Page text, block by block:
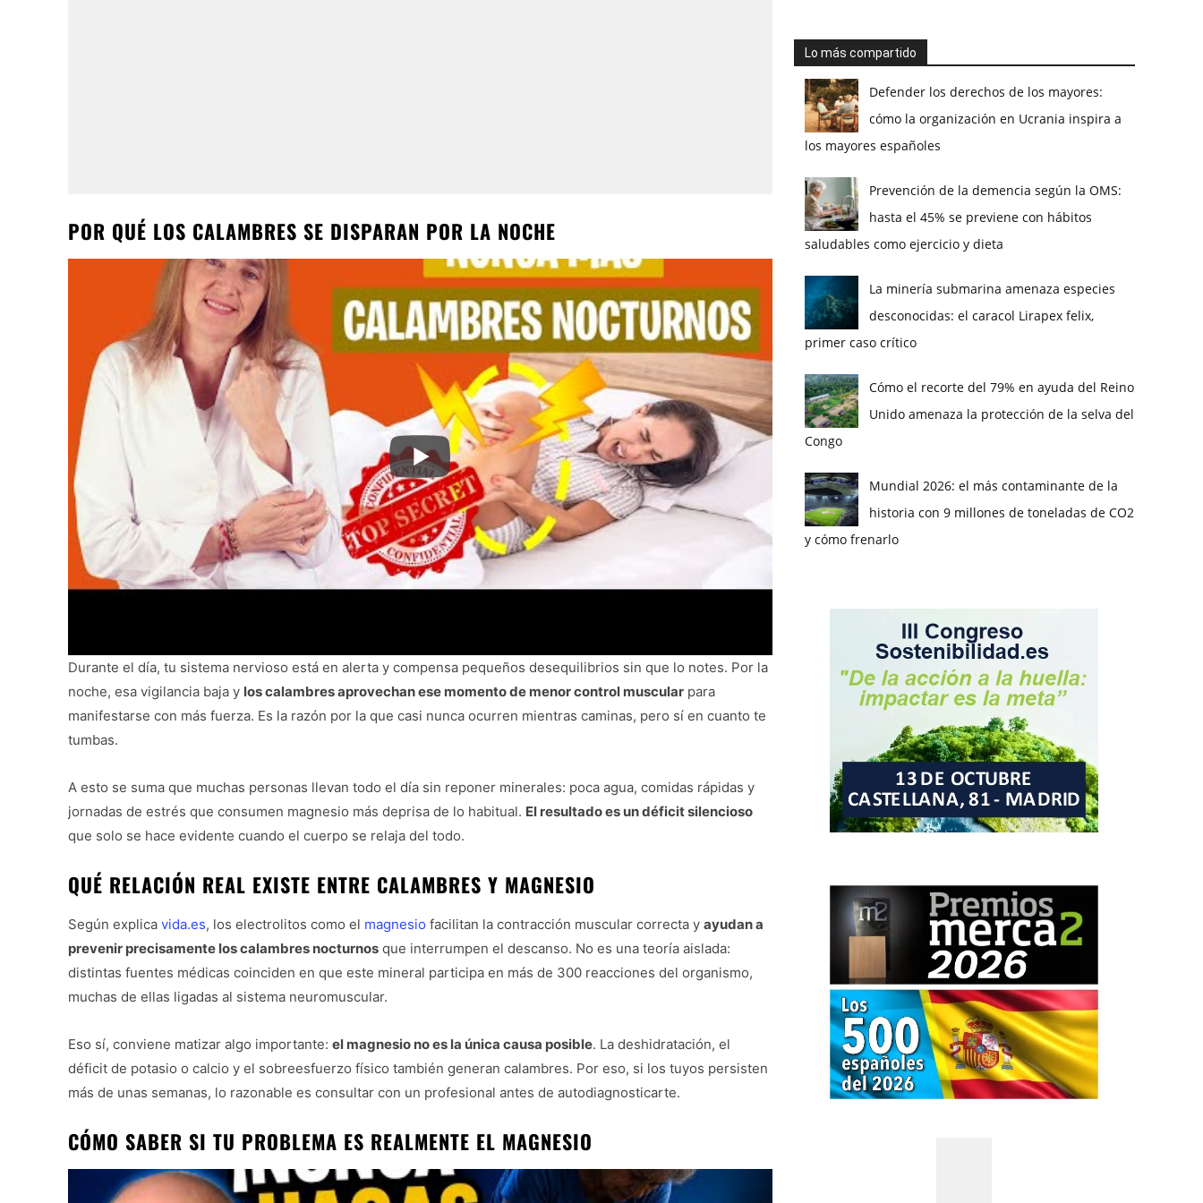
POR QUÉ LOS CALAMBRES SE DISPARAN POR LA NOCHE
Durante el día, tu sistema nervioso está en alerta y compensa pequeños desequilibrios sin que lo notes. Por la
noche, esa vigilancia baja y los calambres aprovechan ese momento de menor control muscular para
manifestarse con más fuerza. Es la razón por la que casi nunca ocurren mientras caminas, pero sí en cuanto te
tumbas.
A esto se suma que muchas personas llevan todo el día sin reponer minerales: poca agua, comidas rápidas y
jornadas de estrés que consumen magnesio más deprisa de lo habitual. El resultado es un déficit silencioso
que solo se hace evidente cuando el cuerpo se relaja del todo.
QUÉ RELACIÓN REAL EXISTE ENTRE CALAMBRES Y MAGNESIO
Según explica vida.es, los electrolitos como el magnesio facilitan la contracción muscular correcta y ayudan a
prevenir precisamente los calambres nocturnos que interrumpen el descanso. No es una teoría aislada:
distintas fuentes médicas coinciden en que este mineral participa en más de 300 reacciones del organismo,
muchas de ellas ligadas al sistema neuromuscular.
Eso sí, conviene matizar algo importante: el magnesio no es la única causa posible. La deshidratación, el
déficit de potasio o calcio y el sobreesfuerzo físico también generan calambres. Por eso, si los tuyos persisten
más de unas semanas, lo razonable es consultar con un profesional antes de autodiagnosticarte.
CÓMO SABER SI TU PROBLEMA ES REALMENTE EL MAGNESIO
Lo más compartido
Defender los derechos de los mayores:
cómo la organización en Ucrania inspira a
los mayores españoles
Prevención de la demencia según la OMS:
hasta el 45% se previene con hábitos
saludables como ejercicio y dieta
La minería submarina amenaza especies
desconocidas: el caracol Lirapex felix,
primer caso crítico
Cómo el recorte del 79% en ayuda del Reino
Unido amenaza la protección de la selva del
Congo
Mundial 2026: el más contaminante de la
historia con 9 millones de toneladas de CO2
y cómo frenarlo